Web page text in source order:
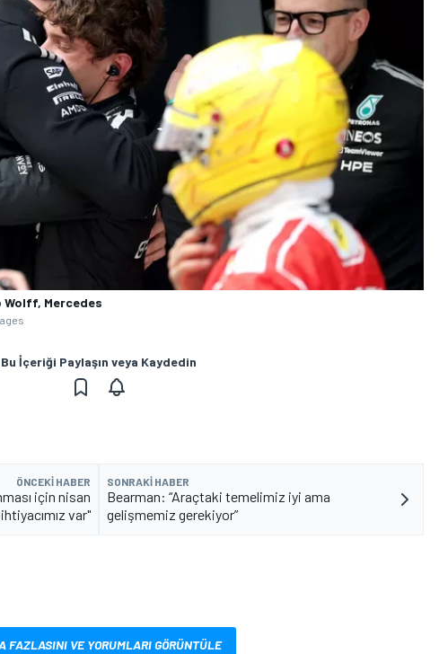
Wolff, Mercedes
Bu İçeriği Paylaşın veya Kaydedin
ÖNCEKI HABER
için nisan
var"
SONRAKI HABER
Bearman: “Araçtaki temelimiz iyi ama
gelişmemiz gerekiyor”
FAZLASINI VE YORUMLARI GÖRÜNTÜLE